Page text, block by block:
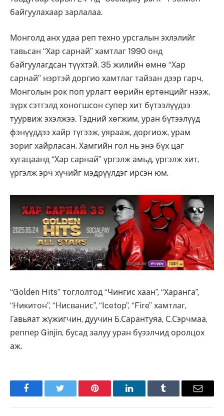
байгуулахаар зарлалаа.
Монголд анх удаа реп техно урсгалын эхлэлийг
тавьсан “Хар сарнай” хамтлаг 1990 онд
байгуулагдсан түүхтэй. 35 жилийн өмнө “Хар
сарнай” нэртэй доргио хамтлаг тайзан дээр гарч,
Монголын рок поп урлагт өөрийн ертөнцийг нээж,
зүрх сэтгэлд хоногшсон супер хит бүтээлүүдээ
туурвиж эхэлжээ. Тэдний хөгжим, уран бүтээлүүд
фэнүүддээ хайр түгээж, уярааж, доргиож, урам
зориг хайрласан. Хамгийн гол нь энэ бүх цаг
хугацаанд “Хар сарнай” үргэлж амьд, үргэлж хит,
үргэлж эрч хүчийг мэдрүүлдэг ирсэн юм.
“Golden Hits” тоглолтод “Чингис хаан”, “Харанга”,
“Никитон”, “Нисванис”, “Icetop”, “Fire” хамтлаг,
Гавьяат жүжигчин, дуучин Б.Сарантуяа, С.Сэрчмаа,
реппер Ginjin, бусад залуу уран бүээлчид оролцох
аж.
FacebookTwitter Pinterest LinkedInTumblr Имэйл